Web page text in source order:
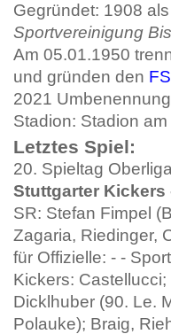
Gegründet: 1908
Sportvereinigung
Am 05.01.1950
und gründen den
2021
Stadion: Stadion
Letztes Spiel:
20. Spieltag
Stuttgarter Kickers
SR: Stefan Fimpel
Zagaria, Riedinger,
für Offizielle: - -
Kickers:
Dicklhuber (90. Le.
Polauke); Braig,